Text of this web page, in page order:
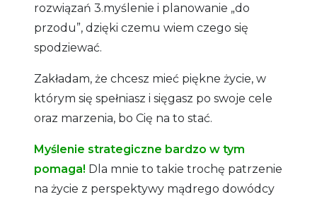
rozwiązań 3.myślenie i planowanie „do
przodu”, dzięki czemu wiem czego się
spodziewać.
Zakładam, że chcesz mieć piękne życie, w
którym się spełniasz i sięgasz po swoje cele
oraz marzenia, bo Cię na to stać.
Myślenie strategiczne bardzo w tym
pomaga! Dla mnie to takie trochę patrzenie
na życie z perspektywy mądrego dowódcy